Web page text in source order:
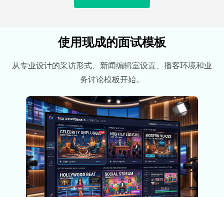
使用现成的面试模板
从专业设计的采访形式、新闻编辑室设置、播客环境和业
务讨论模板开始。